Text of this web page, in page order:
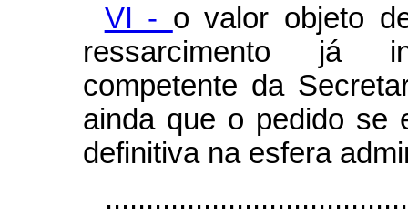
VI - o valor objeto
ressarcimento já
competente da
ainda que o pedido se
definitiva na esfera